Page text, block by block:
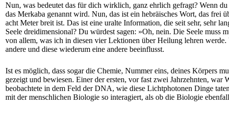
Nun, was bedeutet das für dich wirklich, ganz ehrlich gefragt? Wenn
das Merkaba genannt wird. Nun, das ist ein hebräisches Wort, das frei
acht Meter breit ist. Das ist eine uralte Information, die seit sehr, sehr
Seele dreidimensional? Du würdest sagen: »Oh, nein. Die Seele
von allem, was ich in diesen vier Lektionen über Heilung lehren werde.
andere und diese wiederum eine andere beeinflusst.
Ist es möglich, dass sogar die Chemie, Nummer eins, deines Körpers
gezeigt und bewiesen. Einer der ersten, vor fast zwei Jahrzehnten,
beobachtete in dem Feld der DNA, wie diese Lichtphotonen Dinge
mit der menschlichen Biologie so interagiert, als ob die Biologie